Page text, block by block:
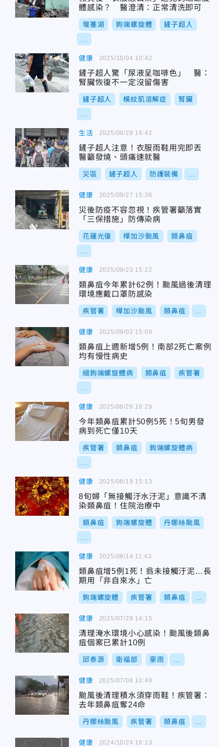
體感染？ 醫澄清：正常清洗即可
堰塞湖 鉤端螺旋體 鏟子超人
健康
鏟子超人驚「尿液呈咖啡色」 醫：
腎臟恢復不一定沒留傷害
鏟子超人 橫紋肌溶解症 腎臟
2025/10/04 10:42
生活
鏟子超人注意！衣服雨鞋用完即丟
醫籲發燒、頭痛速就醫
災區 鏟子超人 防護裝備
2025/09/29 16:42
健康
災後防疫不容忽視！疾管署籲落實
「三保措施」防傳染病
花蓮光復 樺加沙颱風 類鼻疽
2025/09/27 15:36
健康
類鼻疽今年累計62例！颱風過後清理
環境應戴口罩防感染
疾管署 樺加沙颱風 類鼻疽
2025/09/23 15:22
健康
類鼻疽上週新增5例！南部2死亡案例
均有慢性病史
細鉤端螺旋體病 類鼻疽 疾管署
2025/09/02 15:09
健康
今年類鼻疽累計50例5死！5旬男發
病到死亡僅10天
疾管署 類鼻疽 鉤端螺旋體病
2025/08/26 16:29
健康
8旬婦「無接觸汙水汙泥」意識不清
染類鼻疽！住院治療中
類鼻疽 鉤端螺旋體 丹娜絲颱風
2025/08/19 15:13
健康
類鼻疽增5例1死！翁未接觸汙泥…長
期用「非自來水」亡
鉤端螺旋體 疾管署 類鼻疽
2025/08/14 11:43
健康
清理淹水環境小心感染！颱風後類鼻
疽個案已累計10例
邱泰源 衛福部 豪雨
2025/07/29 14:15
健康
颱風後清理積水須穿雨鞋！疾管署：
去年類鼻疽奪24命
丹娜絲颱風 疾管署 類鼻疽
2025/07/08 10:49
健康 2024/10/24 16:13